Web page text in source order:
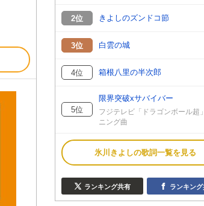
2位 きよしのズンドコ節
3位 白雲の城
4位 箱根八里の半次郎
5位
限界突破xサバイバー
フジテレビ「ドラゴンボール超
ニング曲
氷川きよしの歌詞一覧を見る
ランキング共有 ランキング